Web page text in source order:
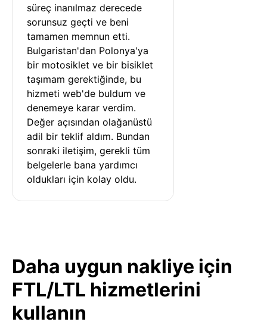
süreç inanılmaz derecede
sorunsuz geçti ve beni
tamamen memnun etti.
Bulgaristan'dan Polonya'ya
bir motosiklet ve bir bisiklet
taşımam gerektiğinde, bu
hizmeti web'de buldum ve
denemeye karar verdim.
Değer açısından olağanüstü
adil bir teklif aldım. Bundan
sonraki iletişim, gerekli tüm
belgelerle bana yardımcı
oldukları için kolay oldu.
Daha uygun nakliye için
FTL/LTL hizmetlerini
kullanın